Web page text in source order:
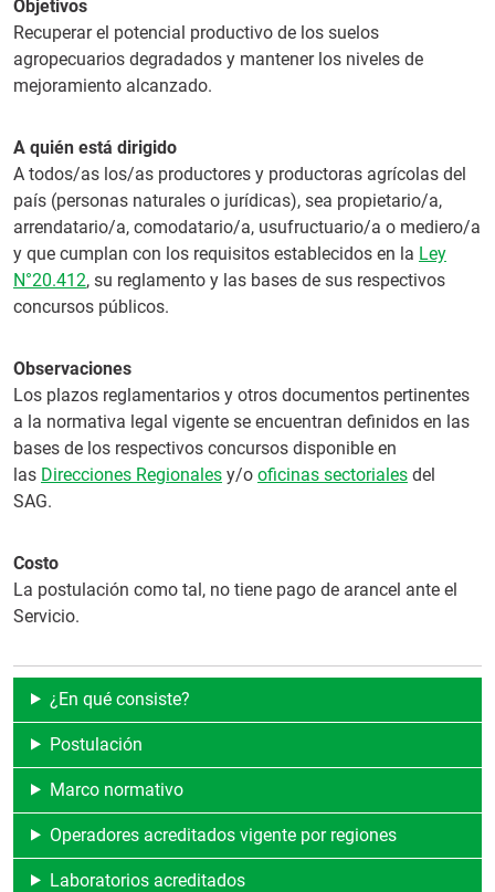
Objetivos
Recuperar el potencial productivo de los suelos
agropecuarios degradados y mantener los niveles de
mejoramiento alcanzado.
A quién está dirigido
A todos/as los/as productores y productoras agrícolas del
país (personas naturales o jurídicas), sea propietario/a,
arrendatario/a, comodatario/a, usufructuario/a o mediero/a
y que cumplan con los requisitos establecidos en la Ley
N°20.412, su reglamento y las bases de sus respectivos
concursos públicos.
Observaciones
Los plazos reglamentarios y otros documentos pertinentes
a la normativa legal vigente se encuentran definidos en las
bases de los respectivos concursos disponible en
las Direcciones Regionales y/o oficinas sectoriales del
SAG.
Costo
La postulación como tal, no tiene pago de arancel ante el
Servicio.
¿En qué consiste?
Postulación
Marco normativo
Operadores acreditados vigente por regiones
Laboratorios acreditados